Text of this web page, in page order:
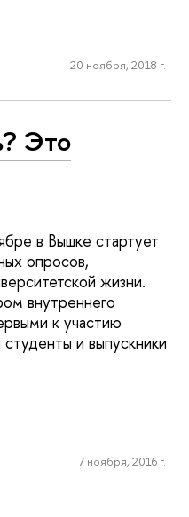
20 ноября, 2018 г.
Это
в Вышке стартует
опросов,
жизни.
внутреннего
к участию
и выпускники
7 ноября, 2016 г.